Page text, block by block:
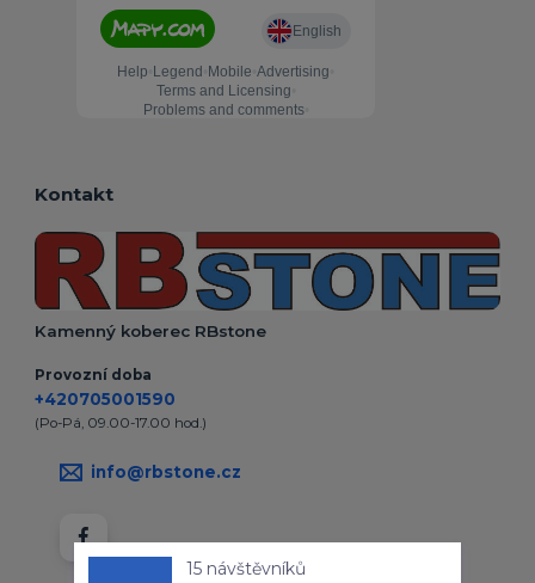
Kontakt
Kamenný koberec RBstone
Provozní doba
+420705001590
(Po-Pá, 09.00-17.00 hod.)
info@rbstone.cz
15 návštěvníků